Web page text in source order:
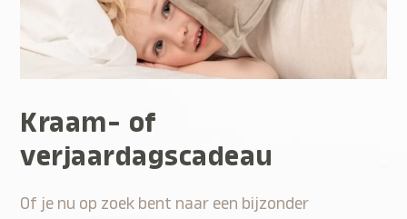
Kraam- of
verjaardagscadeau
Of je nu op zoek bent naar een bijzonder